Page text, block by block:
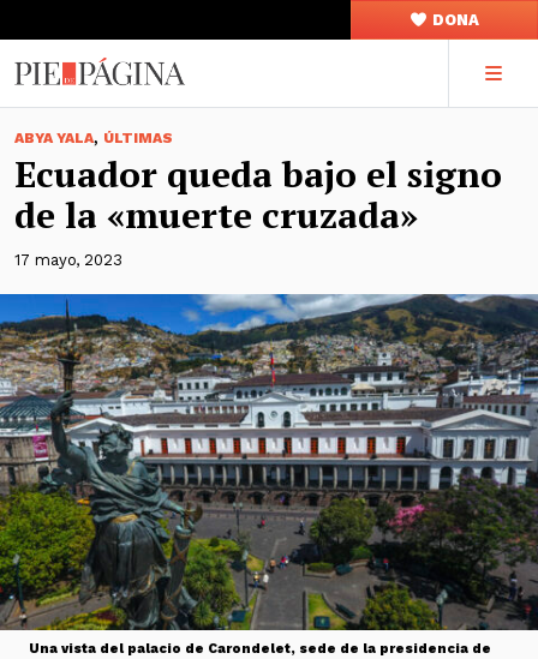
DONA
ABYA YALA, ÚLTIMAS
Ecuador queda bajo el signo
de la «muerte cruzada»
17 mayo, 2023
Una vista del palacio de Carondelet, sede de la presidencia de